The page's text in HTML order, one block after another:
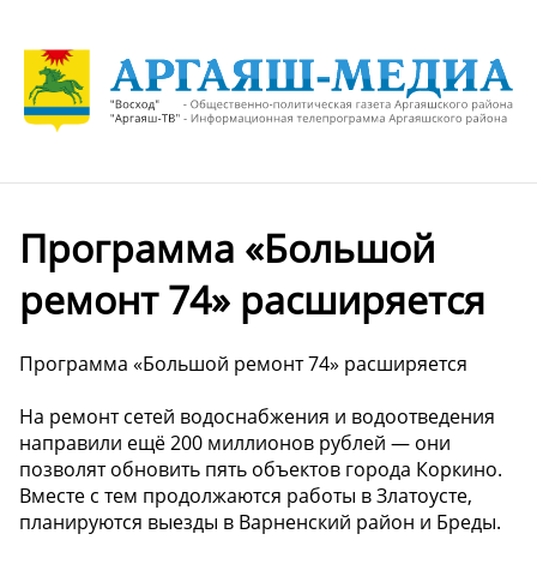
Программа «Большой
ремонт 74» расширяется
Программа «Большой ремонт 74» расширяется
На ремонт сетей водоснабжения и водоотведения
направили ещё 200 миллионов рублей — они
позволят обновить пять объектов города Коркино.
Вместе с тем продолжаются работы в Златоусте,
планируются выезды в Варненский район и Бреды.